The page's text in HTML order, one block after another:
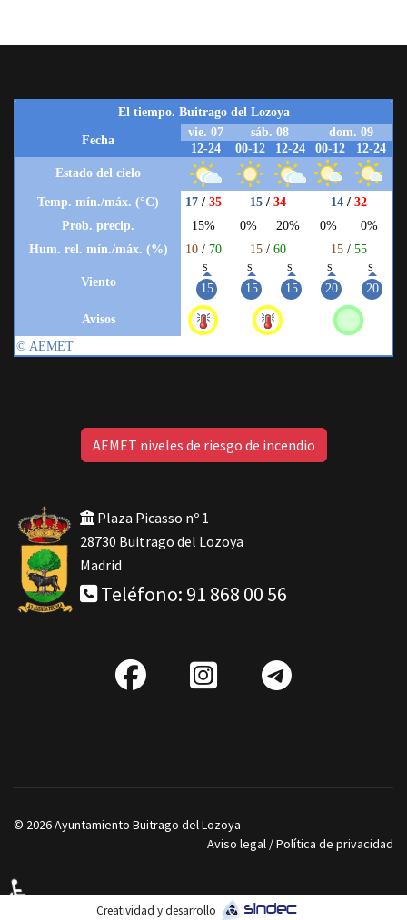
AEMET niveles de riesgo de incendio
Plaza Picasso nº 1
28730 Buitrago del Lozoya
Madrid
Teléfono: 91 868 00 56
fab
IG
© 2026 Ayuntamiento Buitrago del Lozoya
Aviso legal /Política de privacidad
Creatividad y desarrollo